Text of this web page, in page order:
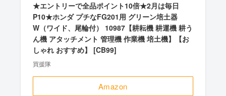
★エントリーで全品ポイント10倍★2月は毎日
P10★ホンダ プチなFG201用 グリーン培土器
W（ワイド、尾輪付） 10987【耕耘機 耕運機 耕う
ん機 アタッチメント 管理機 作業機 培土機】【お
しゃれ おすすめ】 [CB99]
買援隊
Amazon